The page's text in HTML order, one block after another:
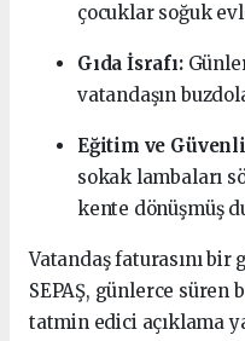
çocuklar soğuk
Gıda İsrafı:
vatandaşın
Eğitim ve
sokak lambaları
kente dönüşmüş
Vatandaş faturasını
SEPAŞ, günlerce
tatmin edici açıklama